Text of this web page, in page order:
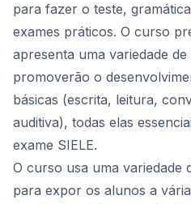
para fazer o teste,
exames práticos. O curso
apresenta uma variedade de
promoverão o
básicas (escrita, leitura,
auditiva), todas elas
exame SIELE.
O curso usa uma variedade
para expor os alunos a